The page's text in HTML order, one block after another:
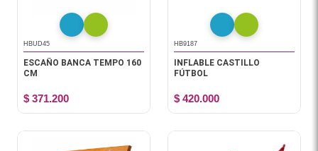
HBUD45
ESCAÑO BANCA TEMPO 160
CM
$ 371.200
HB9187
INFLABLE CASTILLO
FÚTBOL
$ 420.000